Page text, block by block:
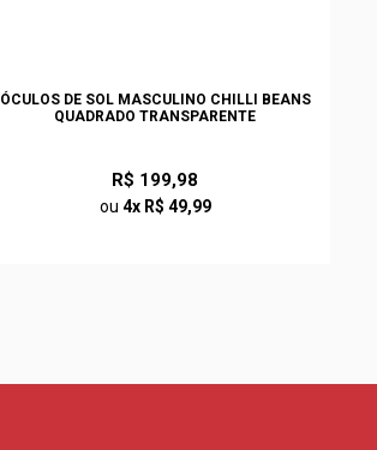
ÓCULOS DE SOL MASCULINO CHILLI BEANS
QUADRADO TRANSPARENTE
R$ 199,98
ou 4x R$ 49,99